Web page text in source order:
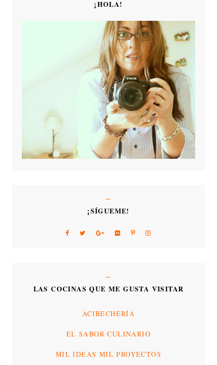
¡HOLA!
¡SÍGUEME!
LAS COCINAS QUE ME GUSTA VISITAR
ACIBECHERÍA
EL SABOR CULINARIO
MIL IDEAS MIL PROYECTOS